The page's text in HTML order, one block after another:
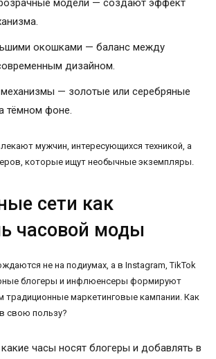
модели — создают эффект
окошками — баланс между
дизайном.
— золотые или серебряные
тёмном фоне.
мужчин, интересующихся техникой, а
которые ищут необычные экземпляры.
сети как
часовой моды
не на подиумах, а в Instagram, TikTok
блогеры и инфлюенсеры формируют
традиционные маркетинговые кампании. Как
свою пользу?
часы носят блогеры и добавлять в